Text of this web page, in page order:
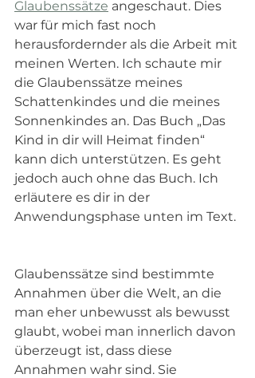
Glaubenssätze angeschaut. Dies
war für mich fast noch
herausfordernder als die Arbeit mit
meinen Werten. Ich schaute mir
die Glaubenssätze meines
Schattenkindes und die meines
Sonnenkindes an. Das Buch „Das
Kind in dir will Heimat finden“
kann dich unterstützen. Es geht
jedoch auch ohne das Buch. Ich
erläutere es dir in der
Anwendungsphase unten im Text.
Glaubenssätze sind bestimmte
Annahmen über die Welt, an die
man eher unbewusst als bewusst
glaubt, wobei man innerlich davon
überzeugt ist, dass diese
Annahmen wahr sind. Sie